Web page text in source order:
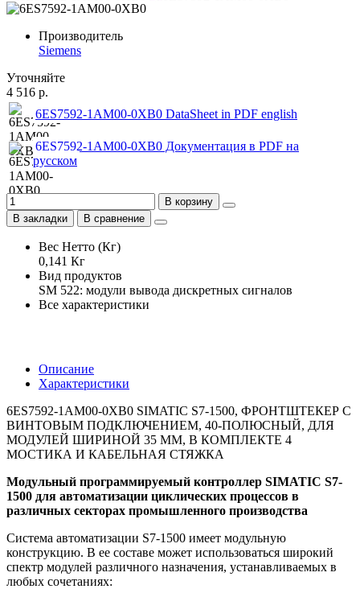
Производитель
Siemens
Уточняйте
4 516 р.
6ES7592-1AM00-0XB0 DataSheet in PDF english
6ES7592-1AM00-0XB0 Документация в PDF на
русском
В корзину
В закладки
В сравнение
Вес Нетто (Кг)
0,141 Кг
Вид продуктов
SM 522: модули вывода дискретных сигналов
Все характеристики
Описание
Характеристики
6ES7592-1AM00-0XB0 SIMATIC S7-1500, ФРОНТШТЕКЕР С
ВИНТОВЫМ ПОДКЛЮЧЕНИЕМ, 40-ПОЛЮСНЫЙ, ДЛЯ
МОДУЛЕЙ ШИРИНОЙ 35 ММ, В КОМПЛЕКТЕ 4
МОСТИКА И КАБЕЛЬНАЯ СТЯЖКА
Модульный программируемый контроллер SIMATIC S7-
1500 для автоматизации циклических процессов в
различных секторах промышленного производства
Система автоматизации S7-1500 имеет модульную
конструкцию. В ее составе может использоваться широкий
спектр модулей различного назначения, устанавливаемых в
любых сочетаниях: